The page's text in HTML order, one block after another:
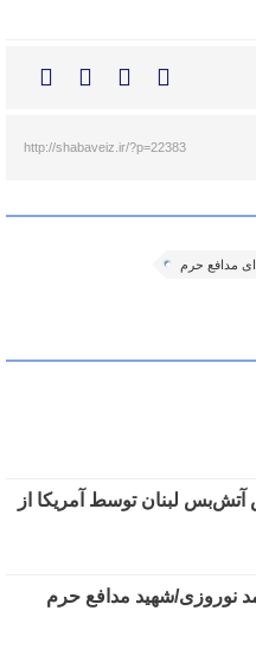
http://shabaveiz.ir/?p=22383
مدافع حرم
لبنان توسط آمریکا از
نوروزی/شهید مدافع حرم